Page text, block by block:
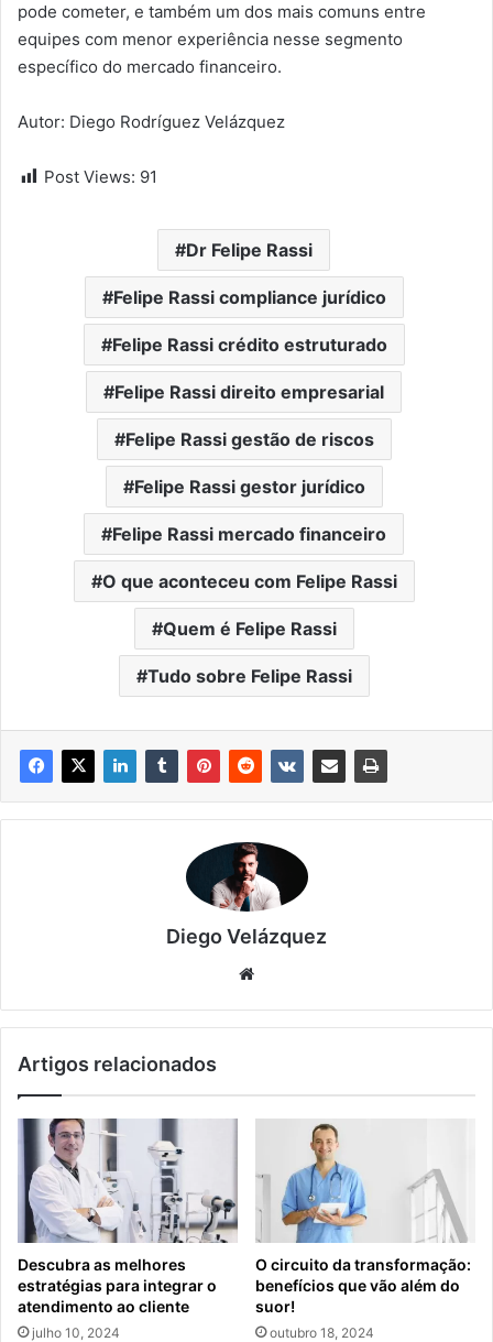
pode cometer, e também um dos mais comuns entre
equipes com menor experiência nesse segmento
específico do mercado financeiro.
Autor: Diego Rodríguez Velázquez
Post Views: 91
Dr Felipe Rassi
Felipe Rassi compliance jurídico
Felipe Rassi crédito estruturado
Felipe Rassi direito empresarial
Felipe Rassi gestão de riscos
Felipe Rassi gestor jurídico
Felipe Rassi mercado financeiro
O que aconteceu com Felipe Rassi
Quem é Felipe Rassi
Tudo sobre Felipe Rassi
Diego Velázquez
Artigos relacionados
Descubra as melhores
estratégias para integrar o
atendimento ao cliente
julho 10, 2024
O circuito da transformação:
benefícios que vão além do
suor!
outubro 18, 2024